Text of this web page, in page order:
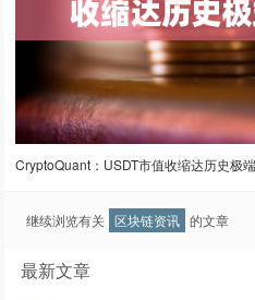
CryptoQuant：USDT市值收缩达历史极
继续浏览有关 区块链资讯 的文章
最新文章